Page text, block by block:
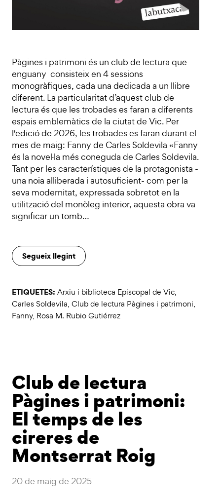
Pàgines i patrimoni és un club de lectura que
enguany consisteix en 4 sessions
monogràfiques, cada una dedicada a un llibre
diferent. La particularitat d’aquest club de
lectura és que les trobades es faran a diferents
espais emblemàtics de la ciutat de Vic. Per
l'edició de 2026, les trobades es faran durant el
mes de maig: Fanny de Carles Soldevila «Fanny
és la novel·la més coneguda de Carles Soldevila.
Tant per les característiques de la protagonista -
una noia alliberada i autosuficient- com per la
seva modernitat, expressada sobretot en la
utilització del monòleg interior, aquesta obra va
significar un tomb…
Segueix llegint
ETIQUETES: Arxiu i biblioteca Episcopal de Vic,
Carles Soldevila, Club de lectura Pàgines i patrimoni,
Fanny, Rosa M. Rubio Gutiérrez
Club de lectura
Pàgines i patrimoni:
El temps de les
cireres de
Montserrat Roig
20 de maig de 2025